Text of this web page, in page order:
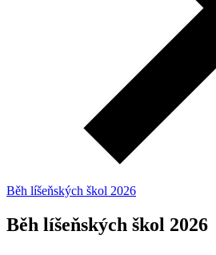
Běh líšeňských škol 2026
Běh líšeňských škol 2026